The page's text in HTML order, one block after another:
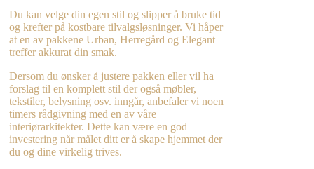
Du kan velge din egen stil og slipper å bruke tid
og krefter på kostbare tilvalgsløsninger. Vi håper
at en av pakkene Urban, Herregård og Elegant
treffer akkurat din smak.
Dersom du ønsker å justere pakken eller vil ha
forslag til en komplett stil der også møbler,
tekstiler, belysning osv. inngår, anbefaler vi noen
timers rådgivning med en av våre
interiørarkitekter. Dette kan være en god
investering når målet ditt er å skape hjemmet der
du og dine virkelig trives.